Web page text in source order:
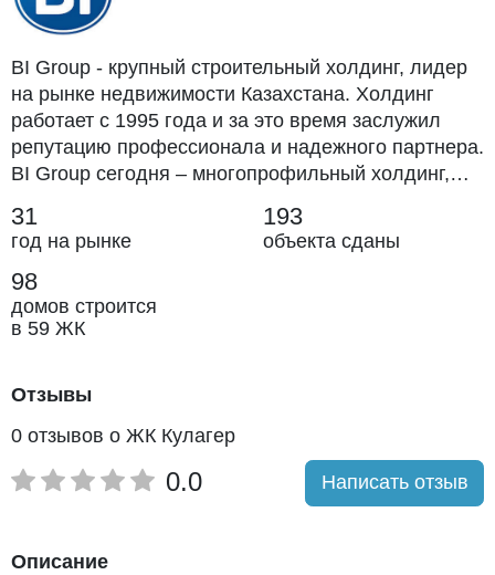
BI Group - крупный строительный холдинг, лидер
на рынке недвижимости Казахстана. Холдинг
работает с 1995 года и за это время заслужил
репутацию профессионала и надежного партнера.
BI Group сегодня – многопрофильный холдинг,
дирекции в различных сферах строительства,
девелопмента и инжиниринга.
31
год на рынке
193
объекта сданы
98
домов строится
в 59 ЖК
Отзывы
0 отзывов о ЖК Кулагер
0.0 Написать отзыв
Описание